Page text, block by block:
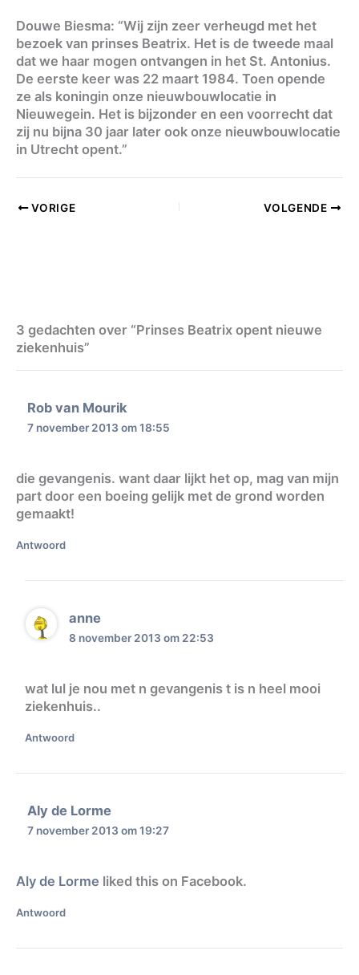
Douwe Biesma: “Wij zijn zeer verheugd met het
bezoek van prinses Beatrix. Het is de tweede maal
dat we haar mogen ontvangen in het St. Antonius.
De eerste keer was 22 maart 1984. Toen opende
ze als koningin onze nieuwbouwlocatie in
Nieuwegein. Het is bijzonder en een voorrecht dat
zij nu bijna 30 jaar later ook onze nieuwbouwlocatie
in Utrecht opent.”
VORIGE VOLGENDE
3 gedachten over “Prinses Beatrix opent nieuwe
ziekenhuis”
Rob van Mourik
7 november 2013 om 18:55
die gevangenis. want daar lijkt het op, mag van mijn
part door een boeing gelijk met de grond worden
gemaakt!
Antwoord
anne
8 november 2013 om 22:53
wat lul je nou met n gevangenis t is n heel mooi
ziekenhuis..
Antwoord
Aly de Lorme
7 november 2013 om 19:27
Aly de Lorme liked this on Facebook.
Antwoord